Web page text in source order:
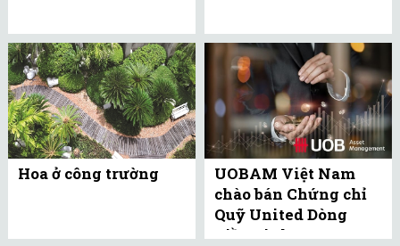
Hoa ở công trường
UOBAM Việt Nam
chào bán Chứng chỉ
Quỹ United Dòng
Tiền Linh Hoạt